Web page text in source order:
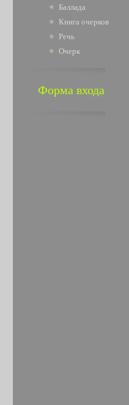
Баллада
Книга очерков
Речь
Очерк
Форма входа